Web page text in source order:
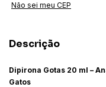
Não sei meu CEP
Descrição
Dipirona Gotas 20 ml –
Gatos